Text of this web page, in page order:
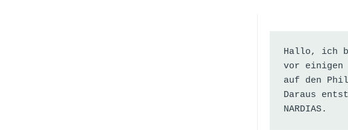
Hallo, ich
vor einigen
auf den
Daraus
NARDIAS.